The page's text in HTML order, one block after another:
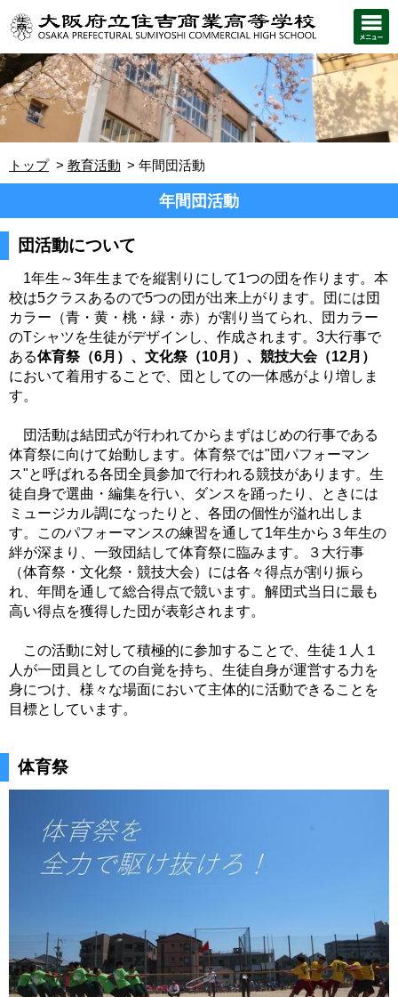
トップ 教育活動 年間団活動
年間団活動
団活動について
1年生～3年生までを縦割りにして1つの団を作ります。本
校は5クラスあるので5つの団が出来上がります。団には団
カラー（青・黄・桃・緑・赤）が割り当てられ、団カラー
のTシャツを生徒がデザインし、作成されます。3大行事で
ある体育祭（6月）、文化祭（10月）、競技大会（12月）
において着用することで、団としての一体感がより増しま
す。
団活動は結団式が行われてからまずはじめの行事である
体育祭に向けて始動します。体育祭では"団パフォーマン
ス"と呼ばれる各団全員参加で行われる競技があります。生
徒自身で選曲・ 編集を行い、ダンスを踊ったり、ときには
ミュージカル調になった りと、各団の個性が溢れ出しま
す。このパフォーマンスの練習を通 して1年生から３年生の
絆が深まり、 一致団結して体育祭に臨みます。３大行事
（体育祭・文化祭・競技大会）には各々得点が割り振ら
れ、年間を通して総合得点で競いま す。解団式当日に最も
高い得点を獲得した団が表彰されます。
この活動に対して積極的に参加することで、生徒１人１
人が一団員 としての自覚を持ち、生徒自身が運営する力を
身につけ、様々な場面において主体的に活動できることを
目標としています。
体育祭